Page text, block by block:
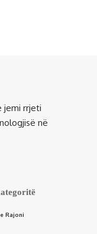
jemi rrjeti
në
Rajoni